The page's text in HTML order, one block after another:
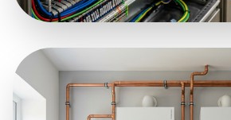
VISAS
ELEKTRODARBI